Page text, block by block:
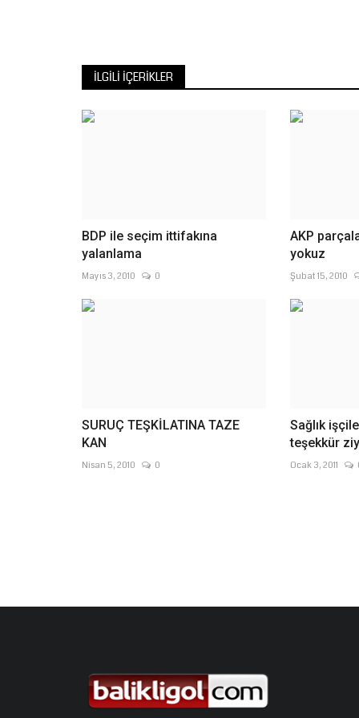
İLGILI İÇERIKLER
BDP ile seçim ittifakına
yalanlama
Mayıs 3, 2010 0
AKP
yokuz
Şubat 15, 2010
SURUÇ TEŞKİLATINA TAZE
KAN
Nisan 5, 2010 0
Sağlık
teşekkür
Ocak 3, 2011